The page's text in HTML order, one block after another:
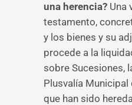
una herencia? Una
testamento,
y los bienes y su
procede a la
sobre Sucesiones,
Plusvalía
que han sido